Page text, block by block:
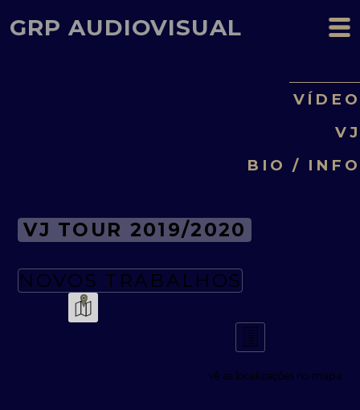
GRP AUDIOVISUAL
VÍDEO
VJ
BIO / INFO
VJ TOUR 2019/2020
NOVOS TRABALHOS
vê as localizações no mapa